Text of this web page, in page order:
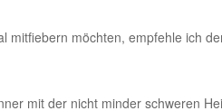
mitfiebern möchten, empfehle ich
mit der nicht minder schweren